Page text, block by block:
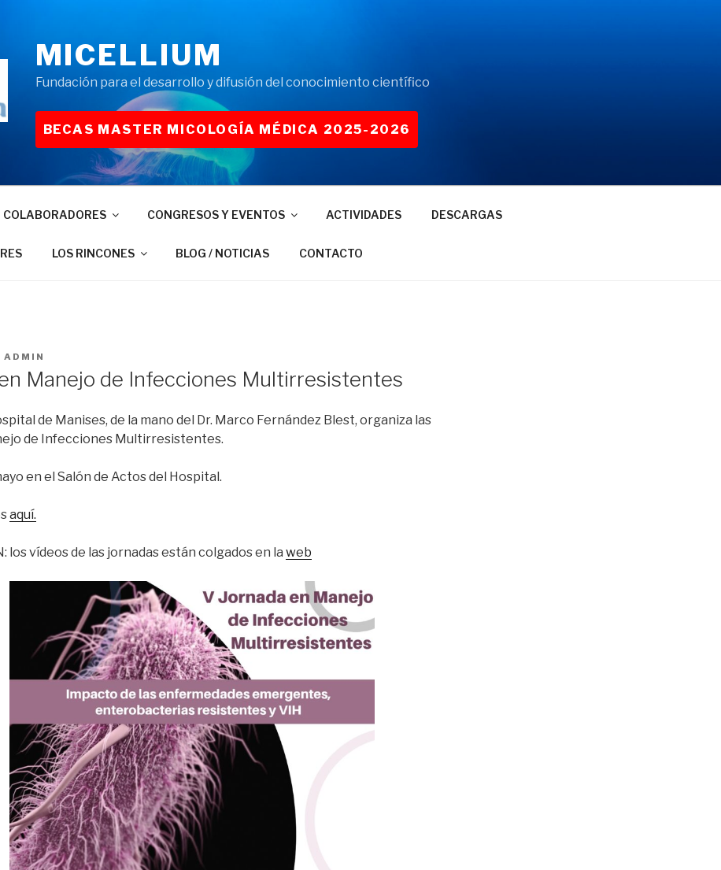
MICELLIUM
Fundación para el desarrollo y difusión del conocimiento científico
BECAS MASTER MICOLOGÍA MÉDICA 2025-2026
COLABORADORES CONGRESOS Y EVENTOS ACTIVIDADES DESCARGAS
LOS RINCONES BLOG / NOTICIAS CONTACTO
ADMIN
Manejo de Infecciones Multirresistentes
de Manises, de la mano del Dr. Marco Fernández Blest, organiza las
de Infecciones Multirresistentes.
en el Salón de Actos del Hospital.
aquí.
los vídeos de las jornadas están colgados en la web